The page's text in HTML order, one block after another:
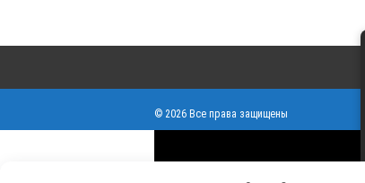
© 2026 Все права защищены